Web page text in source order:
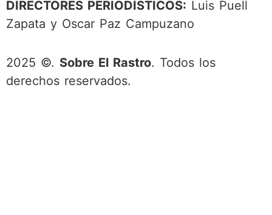
DIRECTORES PERIODÍSTICOS: Luis Puell
Zapata y Oscar Paz Campuzano
2025 ©. Sobre El Rastro. Todos los
derechos reservados.